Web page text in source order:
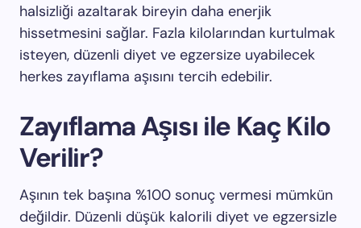
halsizliği azaltarak bireyin daha enerjik
hissetmesini sağlar. Fazla kilolarından kurtulmak
isteyen, düzenli diyet ve egzersize uyabilecek
herkes zayıflama aşısını tercih edebilir.
Zayıflama Aşısı ile Kaç Kilo
Verilir?
Aşının tek başına %100 sonuç vermesi mümkün
değildir. Düzenli düşük kalorili diyet ve egzersizle